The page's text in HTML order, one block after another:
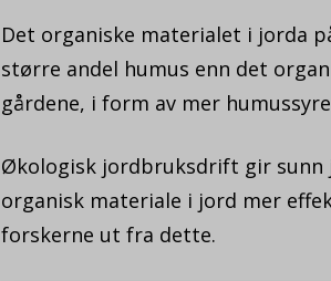
Det organiske materialet i jorda
større andel humus enn det
gårdene, i form av mer
Økologisk jordbruksdrift gir
organisk materiale i jord mer
forskerne ut fra dette.